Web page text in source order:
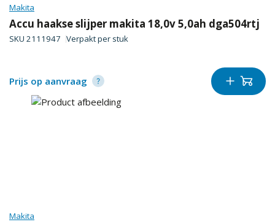
Makita
Accu haakse slijper makita 18,0v 5,0ah dga504rtj
SKU 2111947 Verpakt per stuk
Prijs op aanvraag
Makita